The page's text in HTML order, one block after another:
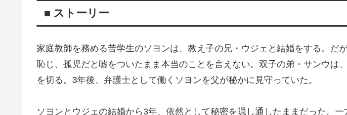
■ ストーリー
家庭教師を務める苦学生のソヨンは、教え子の兄・ウジェと結婚をする。だ
恥じ、孤児だと嘘をついたまま本当のことを言えない。双子の弟・サンウは
を切る。3年後、弁護士として働くソヨンを父が秘かに見守っていた。
ソヨンとウジェの結婚から3年、依然として秘密を隠し通したままだった。